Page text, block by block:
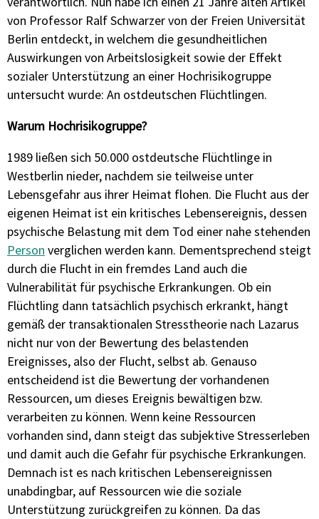
von Professor Ralf Schwarzer von der Freien Universität
Berlin entdeckt, in welchem die gesundheitlichen
Auswirkungen von Arbeitslosigkeit sowie der Effekt
sozialer Unterstützung an einer Hochrisikogruppe
untersucht wurde: An ostdeutschen Flüchtlingen.
Warum Hochrisikogruppe?
1989 ließen sich 50.000 ostdeutsche Flüchtlinge in
Westberlin nieder, nachdem sie teilweise unter
Lebensgefahr aus ihrer Heimat flohen. Die Flucht aus der
eigenen Heimat ist ein kritisches Lebensereignis, dessen
psychische Belastung mit dem Tod einer nahe stehenden
Person verglichen werden kann. Dementsprechend steigt
durch die Flucht in ein fremdes Land auch die
Vulnerabilität für psychische Erkrankungen. Ob ein
Flüchtling dann tatsächlich psychisch erkrankt, hängt
gemäß der transaktionalen Stresstheorie nach Lazarus
nicht nur von der Bewertung des belastenden
Ereignisses, also der Flucht, selbst ab. Genauso
entscheidend ist die Bewertung der vorhandenen
Ressourcen, um dieses Ereignis bewältigen bzw.
verarbeiten zu können. Wenn keine Ressourcen
vorhanden sind, dann steigt das subjektive Stresserleben
und damit auch die Gefahr für psychische Erkrankungen.
Demnach ist es nach kritischen Lebensereignissen
unabdingbar, auf Ressourcen wie die soziale
Unterstützung zurückgreifen zu können. Da das